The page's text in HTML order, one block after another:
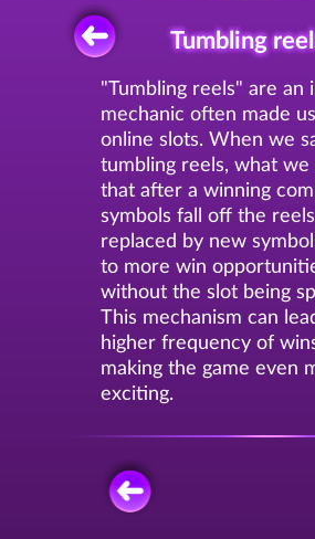
Tumbling
"Tumbling reels" are an
mechanic often made
online slots. When we
tumbling reels, what we
that after a winning
symbols fall off the
replaced by new
to more win
without the slot being
This mechanism can
higher frequency of
making the game even
exciting.